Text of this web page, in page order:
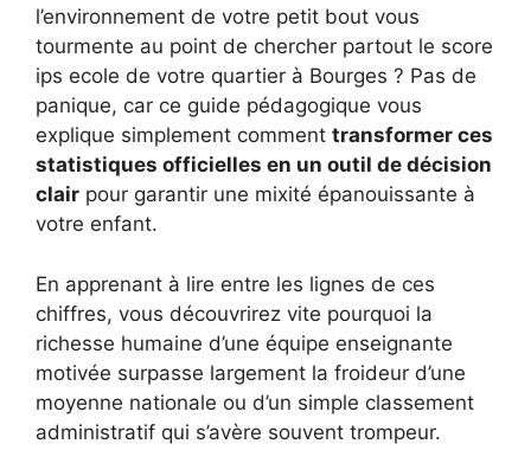
l’environnement de votre petit bout vous
tourmente au point de chercher partout le score
ips ecole de votre quartier à Bourges ? Pas de
panique, car ce guide pédagogique vous
explique simplement comment transformer ces
statistiques officielles en un outil de décision
clair pour garantir une mixité épanouissante à
votre enfant.
En apprenant à lire entre les lignes de ces
chiffres, vous découvrirez vite pourquoi la
richesse humaine d’une équipe enseignante
motivée surpasse largement la froideur d’une
moyenne nationale ou d’un simple classement
administratif qui s’avère souvent trompeur.